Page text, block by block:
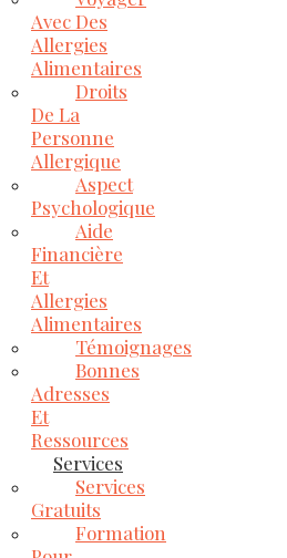
Avec Des
Allergies
Alimentaires
Droits
De La
Personne
Allergique
Aspect
Psychologique
Aide
Financière
Et
Allergies
Alimentaires
Témoignages
Bonnes
Adresses
Et
Ressources
Services
Services
Gratuits
Formation